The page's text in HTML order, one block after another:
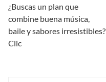
¿Buscas un plan que
combine buena música,
baile y sabores irresistibles?
Clic